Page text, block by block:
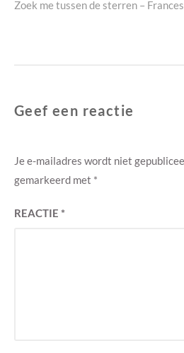
Next
Zoek me tussen de sterren –
Geef een reactie
Je e-mailadres wordt niet
gemarkeerd met *
REACTIE *